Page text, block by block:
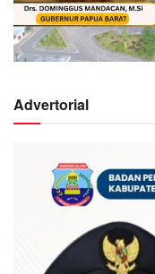
Advertorial